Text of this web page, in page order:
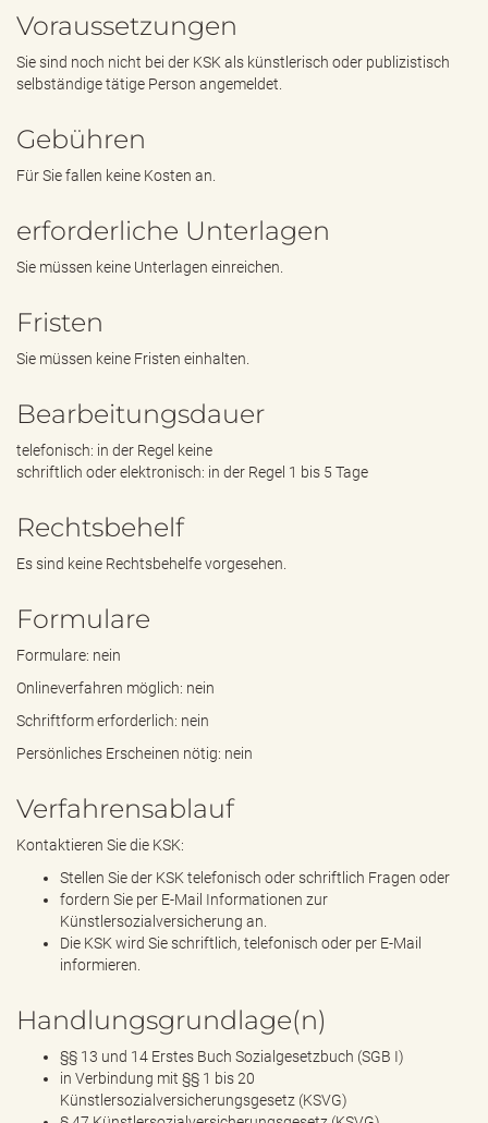
Voraussetzungen
Sie sind noch nicht bei der KSK als künstlerisch oder publizistisch
selbständige tätige Person angemeldet.
Gebühren
Für Sie fallen keine Kosten an.
erforderliche Unterlagen
Sie müssen keine Unterlagen einreichen.
Fristen
Sie müssen keine Fristen einhalten.
Bearbeitungsdauer
telefonisch: in der Regel keine
schriftlich oder elektronisch: in der Regel 1 bis 5 Tage
Rechtsbehelf
Es sind keine Rechtsbehelfe vorgesehen.
Formulare
Formulare: nein
Onlineverfahren möglich: nein
Schriftform erforderlich: nein
Persönliches Erscheinen nötig: nein
Verfahrensablauf
Kontaktieren Sie die KSK:
Stellen Sie der KSK telefonisch oder schriftlich Fragen oder
fordern Sie per E-Mail Informationen zur
Künstlersozialversicherung an.
Die KSK wird Sie schriftlich, telefonisch oder per E-Mail
informieren.
Handlungsgrundlage(n)
§§ 13 und 14 Erstes Buch Sozialgesetzbuch (SGB I)
in Verbindung mit §§ 1 bis 20
Künstlersozialversicherungsgesetz (KSVG)